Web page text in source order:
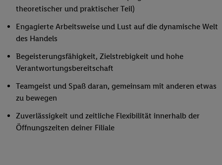
theoretischer und praktischer Teil)
Engagierte Arbeitsweise und Lust auf die dynamische Welt
des Handels
Begeisterungsfähigkeit, Zielstrebigkeit und hohe
Verantwortungsbereitschaft
Teamgeist und Spaß daran, gemeinsam mit anderen etwas
zu bewegen
Zuverlässigkeit und zeitliche Flexibilität innerhalb der
Öffnungszeiten deiner Filiale